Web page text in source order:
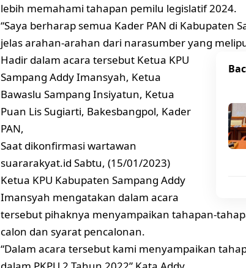
lebih memahami tahapan pemilu legislatif 2024.
“Saya berharap semua Kader PAN di Kabupaten
jelas arahan-arahan dari narasumber yang
Hadir dalam acara tersebut Ketua KPU
Sampang Addy Imansyah, Ketua
Bawaslu Sampang Insiyatun, Ketua
Puan Lis Sugiarti, Bakesbangpol, Kader
PAN,
Saat dikonfirmasi wartawan
suararakyat.id Sabtu, (15/01/2023)
Ketua KPU Kabupaten Sampang Addy
Imansyah mengatakan dalam acara
tersebut pihaknya menyampaikan tahapan-
calon dan syarat pencalonan.
“Dalam acara tersebut kami menyampaikan